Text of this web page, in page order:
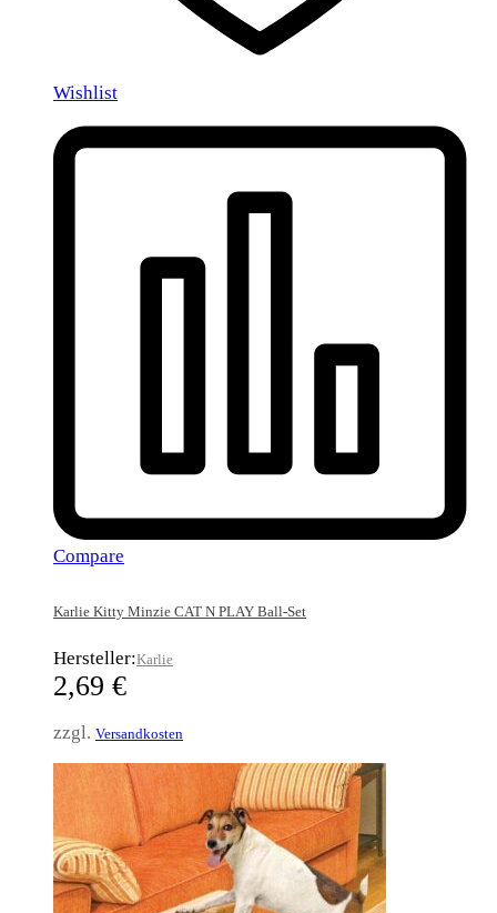
Wishlist
Compare
Karlie Kitty Minzie CAT N PLAY Ball-Set
Hersteller:Karlie
2,69 €
zzgl. Versandkosten